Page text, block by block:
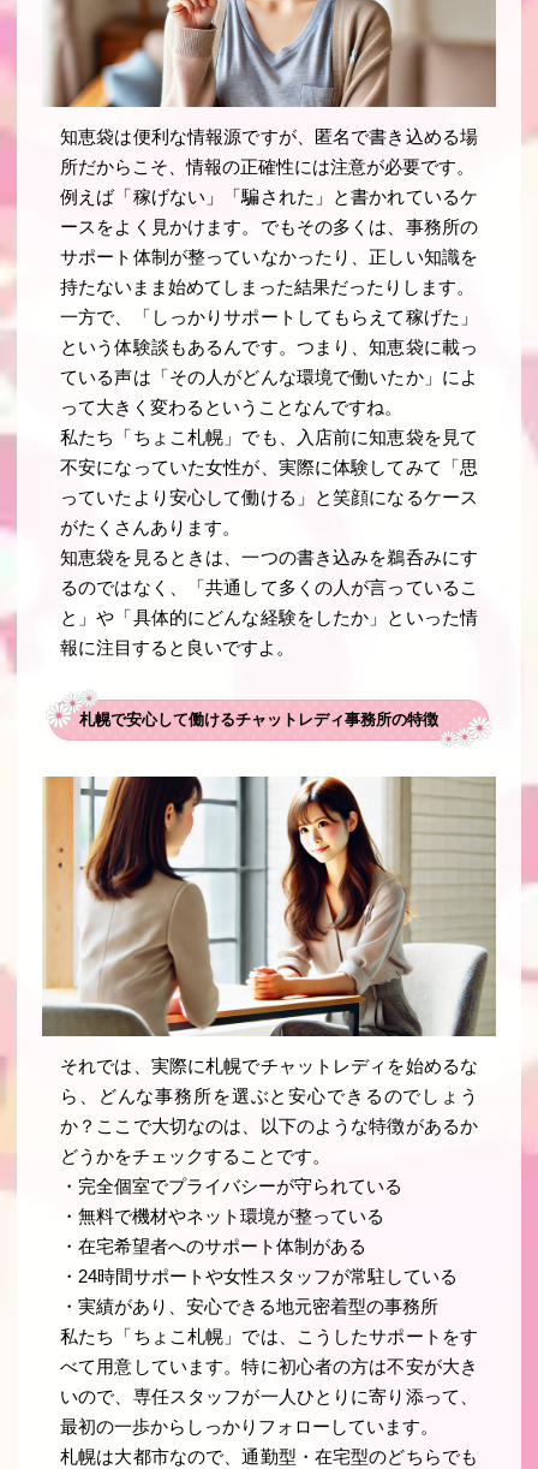
知恵袋は便利な情報源ですが、匿名で書き込める場
所だからこそ、情報の正確性には注意が必要です。
例えば「稼げない」「騙された」と書かれているケ
ースをよく見かけます。でもその多くは、事務所の
サポート体制が整っていなかったり、正しい知識を
持たないまま始めてしまった結果だったりします。
一方で、「しっかりサポートしてもらえて稼げた」
という体験談もあるんです。つまり、知恵袋に載っ
ている声は「その人がどんな環境で働いたか」によ
って大きく変わるということなんですね。
私たち「ちょこ札幌」でも、入店前に知恵袋を見て
不安になっていた女性が、実際に体験してみて「思
っていたより安心して働ける」と笑顔になるケース
がたくさんあります。
知恵袋を見るときは、一つの書き込みを鵜呑みにす
るのではなく、「共通して多くの人が言っているこ
と」や「具体的にどんな経験をしたか」といった情
報に注目すると良いですよ。
札幌で安心して働けるチャットレディ事務所の特徴
それでは、実際に札幌でチャットレディを始めるな
ら、どんな事務所を選ぶと安心できるのでしょう
か？ここで大切なのは、以下のような特徴があるか
どうかをチェックすることです。
・ 完全個室でプライバシーが守られている
・無料で機材やネット環境が整っている
・在宅希望者へのサポート体制がある
・ 24時間サポートや女性スタッフが常駐している
・実績があり、安心できる地元密着型の事務所
私たち「ちょこ札幌」では、こうしたサポートをす
べて用意しています。特に初心者の方は不安が大き
いので、専任スタッフが一人ひとりに寄り添って、
最初の一歩からしっかりフォローしています。
札幌は大都市なので、通勤型・在宅型のどちらでも